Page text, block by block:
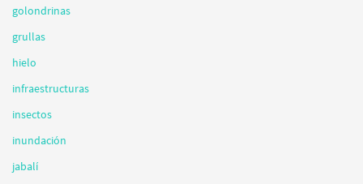
golondrinas
grullas
hielo
infraestructuras
insectos
inundación
jabalí